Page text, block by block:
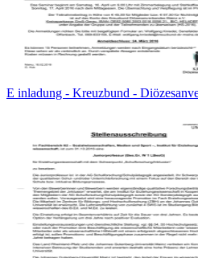
E inladung - Kreuzbund -